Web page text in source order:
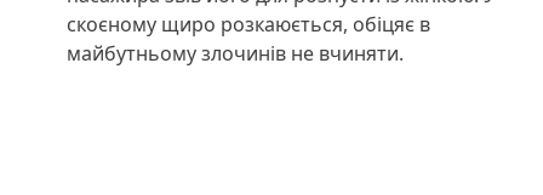
скоєному щиро розкаюється, обіцяє в
майбутньому злочинів не вчиняти.